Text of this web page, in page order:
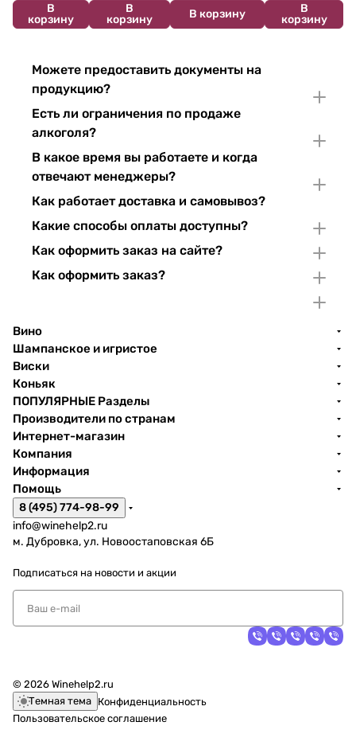
В
корзину
В
корзину
В корзину
В
корзину
Можете предоставить документы на
продукцию?
Есть ли ограничения по продаже
алкоголя?
В какое время вы работаете и когда
отвечают менеджеры?
Как работает доставка и самовывоз?
Какие способы оплаты доступны?
Как оформить заказ на сайте?
Как оформить заказ?
Вино
Шампанское и игристое
Виски
Коньяк
ПОПУЛЯРНЫЕ Разделы
Производители по странам
Интернет-магазин
Компания
Информация
Помощь
8 (495) 774-98-99
info@winehelp2.ru
м. Дубровка, ул. Новоостаповская 6Б
Подписаться на новости и акции
© 2026 Winehelp2.ru
Темная тема Конфиденциальность
Пользовательское соглашение